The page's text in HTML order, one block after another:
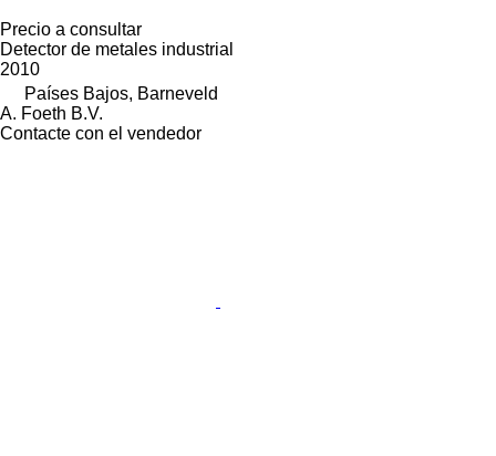
Precio a consultar
Detector de metales industrial
2010
Países Bajos, Barneveld
A. Foeth B.V.
Contacte con el vendedor